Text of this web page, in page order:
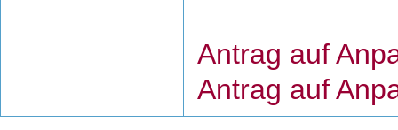
Antrag auf
Antrag auf